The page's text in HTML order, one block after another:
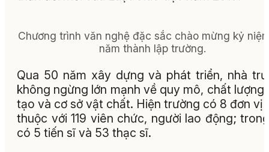
Chương trình văn nghệ đặc sắc chào mừng kỷ
năm thành lập trường.
Qua 50 năm xây dựng và phát triển, nhà
không ngừng lớn mạnh về quy mô, chất lượng
tạo và cơ sở vật chất. Hiện trường có 8 đơn vị
thuộc với 119 viên chức, người lao động;
có 5 tiến sĩ và 53 thạc sĩ.